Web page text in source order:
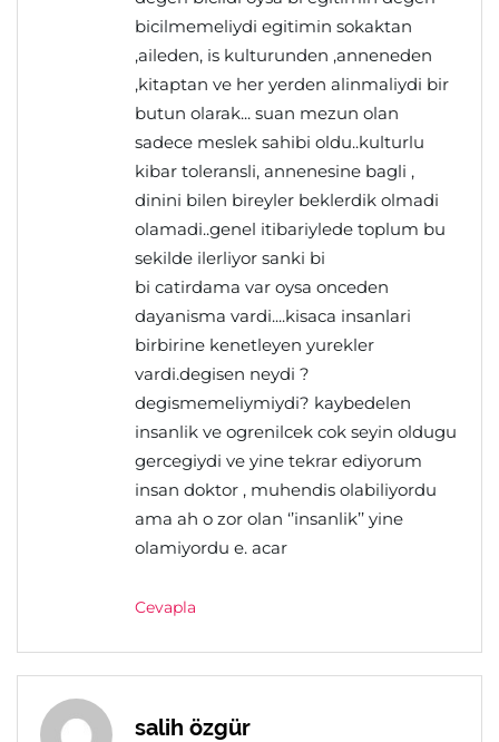
bicilmemeliydi egitimin sokaktan
,aileden, is kulturunden ,anneneden
,kitaptan ve her yerden alinmaliydi bir
butun olarak... suan mezun olan
sadece meslek sahibi oldu..kulturlu
kibar toleransli, annenesine bagli ,
dinini bilen bireyler beklerdik olmadi
olamadi..genel itibariylede toplum bu
sekilde ilerliyor sanki bi
bi catirdama var oysa onceden
dayanisma vardi....kisaca insanlari
birbirine kenetleyen yurekler
vardi.degisen neydi ?
degismemeliymiydi? kaybedelen
insanlik ve ogrenilcek cok seyin oldugu
gercegiydi ve yine tekrar ediyorum
insan doktor , muhendis olabiliyordu
ama ah o zor olan ‘’insanlik’’ yine
olamiyordu e. acar
Cevapla
salih özgür